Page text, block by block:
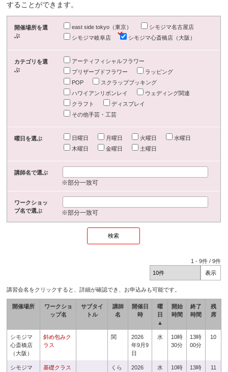
することができます。
開催場所を選
ぶ
east side tokyo（東京）
シモジマ名古屋店
シモジマ岐阜店
シモジマ心斎橋店（大阪）
カテゴリを選
ぶ
アーティフィシャルフラワー
プリザーブドフラワー
ラッピング
POP
スクラップブッキング
ハワイアンリボンレイ
ウェディング関連
クラフト
ディスプレイ
その他手芸・工芸
曜日を選ぶ 日曜日 月曜日 火曜日
水曜日
木曜日
金曜日 土曜日
講師名で選ぶ
※部分一致可
ワークショッ
プ名で選ぶ
※部分一致可
1 -9件 /9件
講習会名をクリックすると、詳細が確認でき、お申込みも可能です。
開催場所
ワークショ
ップ名
サブタイ
トル
講師
名
開催日
時
曜
日
▲
開始
時間
終了
時間
残
席
シモジマ
心斎橋店
（大阪）
斜め包みク
ラス
関
2026
年9月9
日
水
10時
30分
13時
00分
10
シモジマ
基礎クラス
くら
2026
水
10時
13時
11